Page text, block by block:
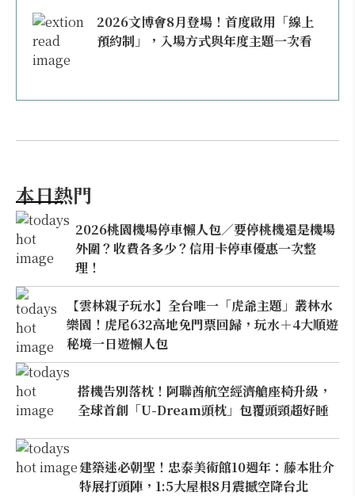
2026文博會8月登場！首度啟用「線上
預約制」，入場方式與年度主題一次看
本日熱門
2026桃園機場停車懶人包／要停桃機還是機場
外圍？收費各多少？信用卡停車優惠一次整
理！
【雲林親子玩水】全台唯一「虎爺主題」叢林水
樂園！虎尾632高地免門票回歸，玩水＋4大順遊
秘境一日遊懶人包
搭機告別落枕！阿聯酋航空經濟艙座椅升級，
全球首創「U-Dream頭枕」包覆頭頸超好睡
建築迷必朝聖！忠泰美術館10週年：藤本壯介
特展打頭陣，1:5大屋根8月震撼空降台北